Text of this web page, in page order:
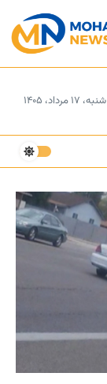
شنبه، ۱۷ مرداد، ۱۴۰۵